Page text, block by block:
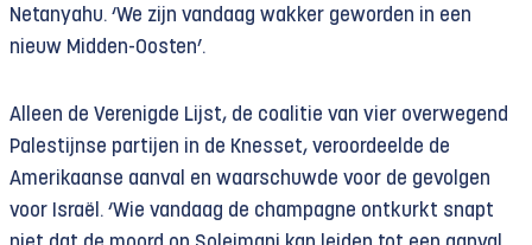
Netanyahu. ‘We zijn vandaag wakker geworden in een
nieuw Midden-Oosten’.
Alleen de Verenigde Lijst, de coalitie van vier overwegend
Palestijnse partijen in de Knesset, veroordeelde de
Amerikaanse aanval en waarschuwde voor de gevolgen
voor Israël. ‘Wie vandaag de champagne ontkurkt snapt